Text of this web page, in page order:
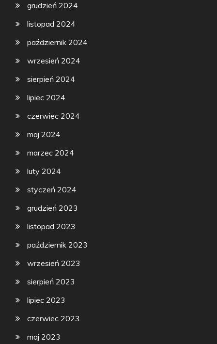
grudzień 2024
listopad 2024
październik 2024
wrzesień 2024
sierpień 2024
lipiec 2024
czerwiec 2024
maj 2024
marzec 2024
luty 2024
styczeń 2024
grudzień 2023
listopad 2023
październik 2023
wrzesień 2023
sierpień 2023
lipiec 2023
czerwiec 2023
maj 2023